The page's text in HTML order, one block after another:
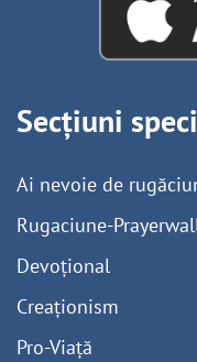
Secțiuni
Ai nevoie de
Rugaciune-
Devoțional
Creaționism
Pro-Viață